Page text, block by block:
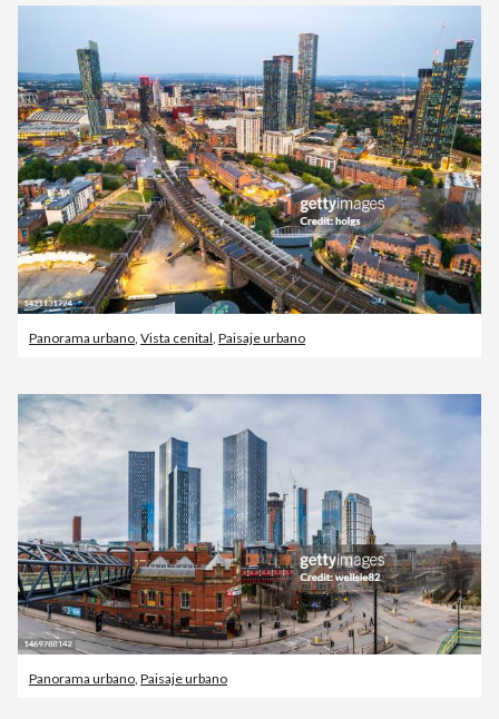
Panorama urbano, Vista cenital, Paisaje urbano
Panorama urbano, Paisaje urbano